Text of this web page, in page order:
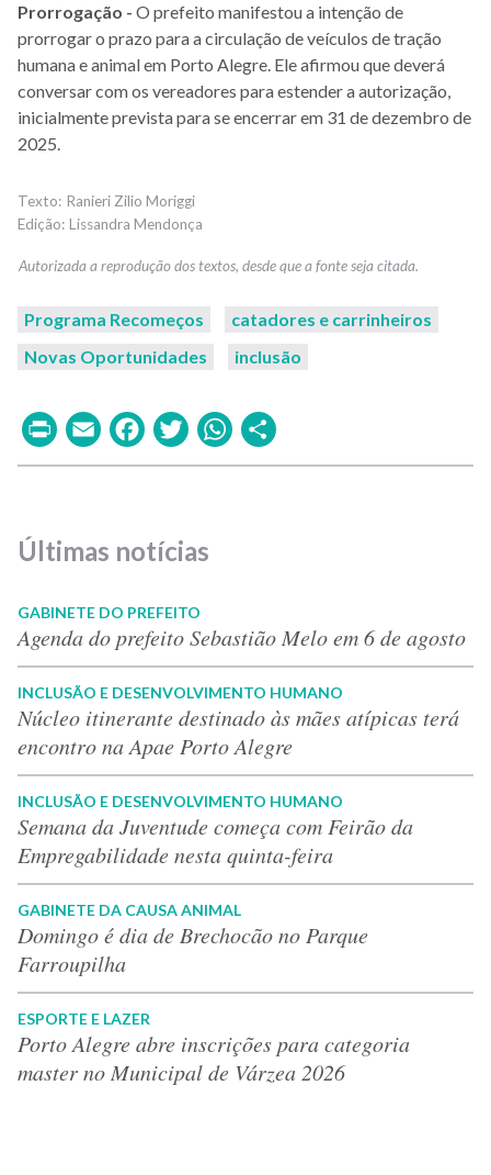
Prorrogação - O prefeito manifestou a intenção de
prorrogar o prazo para a circulação de veículos de tração
humana e animal em Porto Alegre. Ele afirmou que deverá
conversar com os vereadores para estender a autorização,
inicialmente prevista para se encerrar em 31 de dezembro de
2025.
Ranieri Zilio Moriggi
Lissandra Mendonça
Programa Recomeços
catadores e carrinheiros
Novas Oportunidades
inclusão
PrintEmailFacebook
TwitterWhatsApp
Últimas notícias
GABINETE DO PREFEITO
Agenda do prefeito Sebastião Melo em 6 de agosto
INCLUSÃO E DESENVOLVIMENTO HUMANO
Núcleo itinerante destinado às mães atípicas terá
encontro na Apae Porto Alegre
INCLUSÃO E DESENVOLVIMENTO HUMANO
Semana da Juventude começa com Feirão da
Empregabilidade nesta quinta-feira
GABINETE DA CAUSA ANIMAL
Domingo é dia de Brechocão no Parque
Farroupilha
ESPORTE E LAZER
Porto Alegre abre inscrições para categoria
master no Municipal de Várzea 2026